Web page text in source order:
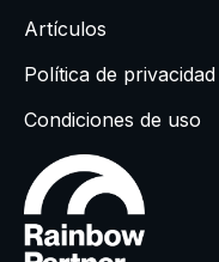
Artículos
Política de privacidad
Condiciones de uso